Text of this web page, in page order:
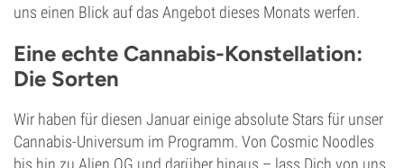
uns einen Blick auf das Angebot dieses Monats werfen.
Eine echte Cannabis-Konstellation:
Die Sorten
Wir haben für diesen Januar einige absolute Stars für unser
Cannabis-Universum im Programm. Von Cosmic Noodles
bis hin zu Alien OG und darüber hinaus – lass Dich von uns